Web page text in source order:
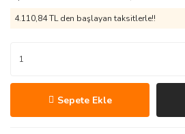
4.110,84 TL den başlayan taksitlerle!!
Sepete Ekle